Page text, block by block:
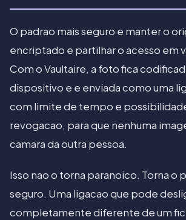
O padrao mais seguro e manter o
encriptado e partilhar o acesso em
Com o Vaultaire, a foto fica
dispositivo e e enviada como uma
com limite de tempo e
revogacao, para que nenhuma
camara da outra pessoa.
Isso nao o torna paranoico. Torna o
seguro. Uma ligacao que pode
completamente diferente de um